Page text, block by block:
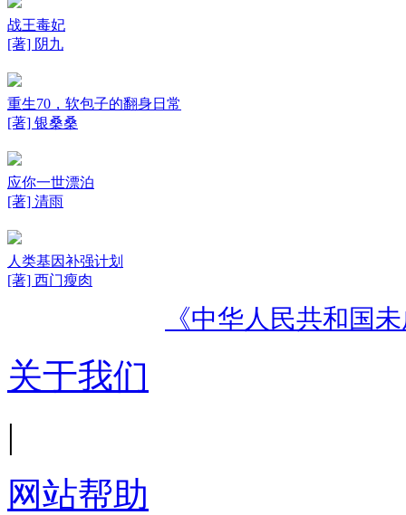
战王毒妃
[著] 阴九
重生70，软包子的翻身日常
[著] 银桑桑
应你一世漂泊
[著] 清雨
人类基因补强计划
[著] 西门瘦肉
《中华人民共和国
关于我们
|
网站帮助